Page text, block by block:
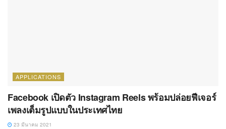
APPLICATIONS
Facebook เปิดตัว Instagram Reels พร้อมปล่อยฟีเจอร์
เพลงเต็มรูปแบบในประเทศไทย
23 มีนาคม 2021